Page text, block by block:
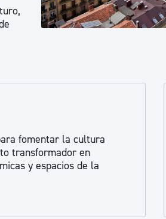
Administración municipal
Portal de transparencia
fomentar la cultura
transformador en
y espacios de la